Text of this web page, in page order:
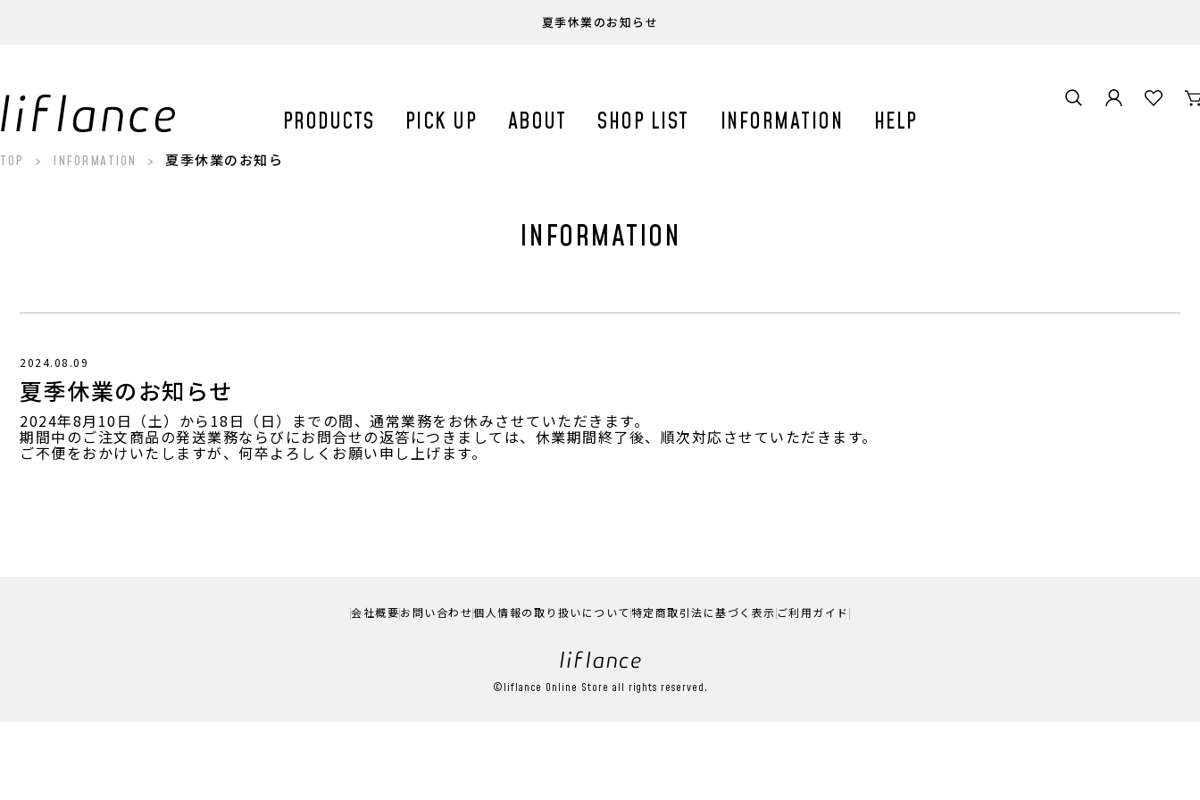
PRODUCTS PICK UP ABOUT SHOP LIST INFORMATION HELP
夏季休業のお知らせ
TOP INFORMATION 夏季休業のお知らせ
INFORMATION
2024.08.09
夏季休業のお知らせ
2024年8月10日（土）から18日（日）までの間、通常業務をお休みさせていただきます。
期間中のご注文商品の発送業務ならびにお問合せの返答につきましては、休業期間終了後、順次対応させていただきます。
ご不便をおかけいたしますが、何卒よろしくお願い申し上げます。
会社概要お問い合わせ個人情報の取り扱いについて 特定商取引法に基づく表示 ご利用ガイド
©liflance Online Store all rights reserved.